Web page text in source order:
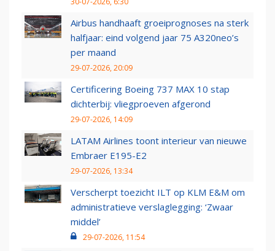
Airbus handhaaft groeiprognoses na sterk
halfjaar: eind volgend jaar 75 A320neo’s
per maand
29-07-2026, 20:09
Certificering Boeing 737 MAX 10 stap
dichterbij: vliegproeven afgerond
29-07-2026, 14:09
LATAM Airlines toont interieur van nieuwe
Embraer E195-E2
29-07-2026, 13:34
Verscherpt toezicht ILT op KLM E&M om
administratieve verslaglegging: ‘Zwaar
middel’
29-07-2026, 11:54